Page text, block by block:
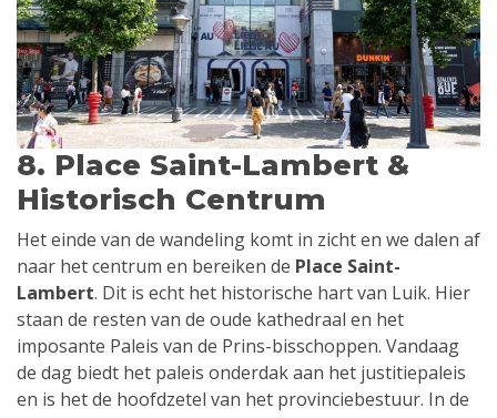
8. Place Saint-Lambert &
Historisch Centrum
Het einde van de wandeling komt in zicht en we dalen af
naar het centrum en bereiken de Place Saint-
Lambert. Dit is echt het historische hart van Luik. Hier
staan de resten van de oude kathedraal en het
imposante Paleis van de Prins-bisschoppen. Vandaag
de dag biedt het paleis onderdak aan het justitiepaleis
en is het de hoofdzetel van het provinciebestuur. In de